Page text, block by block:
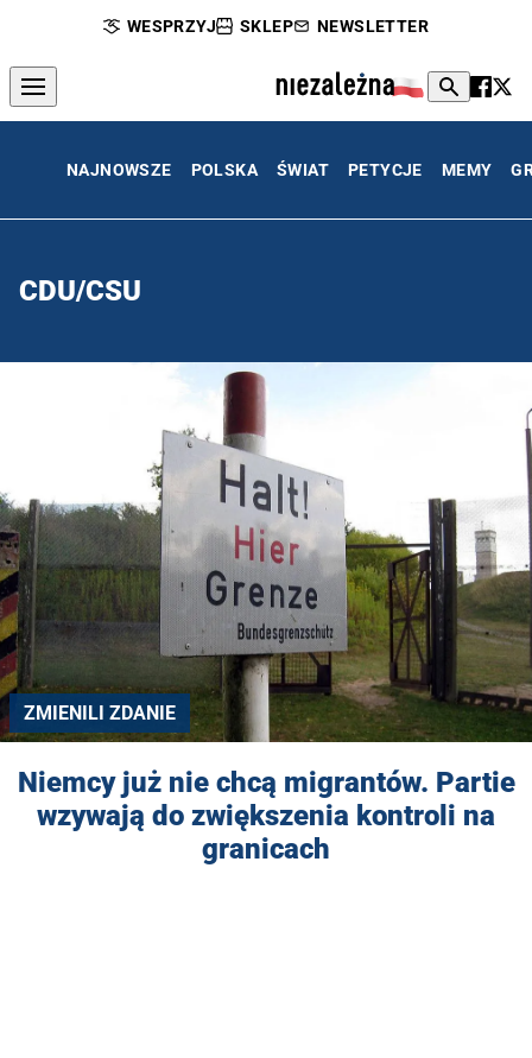
WESPRZYJ SKLEP NEWSLETTER
NAJNOWSZE POLSKA ŚWIAT PETYCJE MEMY
CDU/CSU
ZMIENILI ZDANIE
Niemcy już nie chcą migrantów. Partie
wzywają do zwiększenia kontroli na
granicach